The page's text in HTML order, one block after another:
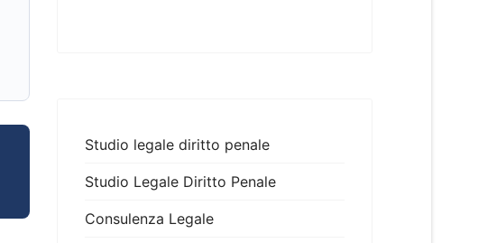
Studio legale diritto penale
Studio Legale Diritto Penale
Consulenza Legale